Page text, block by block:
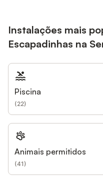
Instalações mais
Escapadinhas na
Piscina
(22)
Animais permitidos
(41)